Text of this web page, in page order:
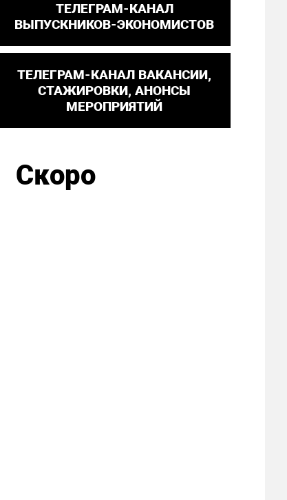
ТЕЛЕГРАМ-КАНАЛ
ВЫПУСКНИКОВ-ЭКОНОМИСТОВ
ТЕЛЕГРАМ-КАНАЛ ВАКАНСИИ,
СТАЖИРОВКИ, АНОНСЫ
МЕРОПРИЯТИЙ
Скоро